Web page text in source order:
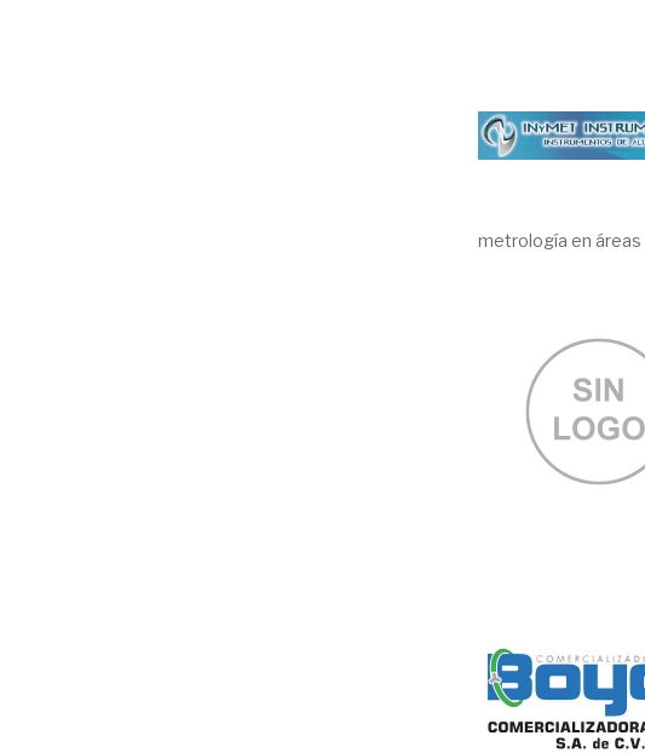
metrología en áreas